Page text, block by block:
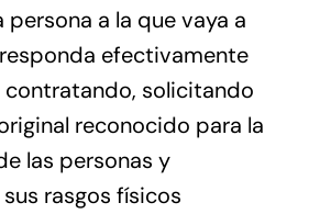
a la que vaya a
efectivamente
contratando, solicitando
reconocido para la
las personas y
rasgos físicos